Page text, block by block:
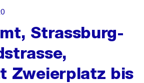
Strassburg-
Zweierplatz bis